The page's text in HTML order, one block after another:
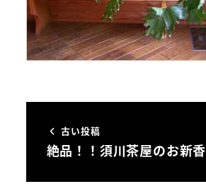
古い投稿
絶品！！須川茶屋のお新香